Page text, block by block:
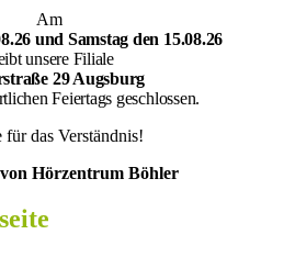
Am
und Samstag den 15.08.26
unsere Filiale
29 Augsburg
Feiertags geschlossen.
für das Verständnis!
Hörzentrum Böhler